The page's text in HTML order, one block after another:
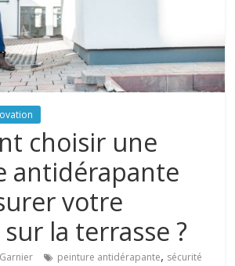
choisir une
antidérapante
votre
la terrasse ?
Garnier peinture antidérapante, sécurité